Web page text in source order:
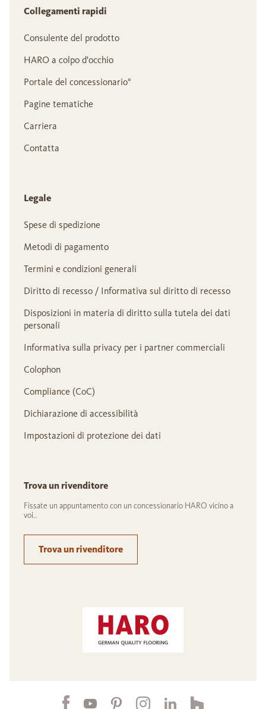
Collegamenti rapidi
Consulente del prodotto
HARO a colpo d'occhio
Portale del concessionario°
Pagine tematiche
Carriera
Contatta
Legale
Spese di spedizione
Metodi di pagamento
Termini e condizioni generali
Diritto di recesso / Informativa sul diritto di recesso
Disposizioni in materia di diritto sulla tutela dei dati
personali
Informativa sulla privacy per i partner commerciali
Colophon
Compliance (CoC)
Dichiarazione di accessibilità
Impostazioni di protezione dei dati
Trova un rivenditore
Fissate un appuntamento con un concessionario HARO vicino a
voi..
Trova un rivenditore